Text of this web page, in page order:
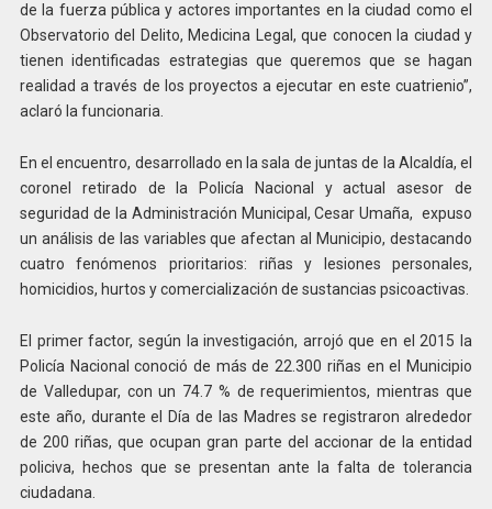
de la fuerza pública y actores importantes en la ciudad como el
Observatorio del Delito, Medicina Legal, que conocen la ciudad y
tienen identificadas estrategias que queremos que se hagan
realidad a través de los proyectos a ejecutar en este cuatrienio”,
aclaró la funcionaria.
En el encuentro, desarrollado en la sala de juntas de la Alcaldía, el
coronel retirado de la Policía Nacional y actual asesor de
seguridad de la Administración Municipal, Cesar Umaña, expuso
un análisis de las variables que afectan al Municipio, destacando
cuatro fenómenos prioritarios: riñas y lesiones personales,
homicidios, hurtos y comercialización de sustancias psicoactivas.
El primer factor, según la investigación, arrojó que en el 2015 la
Policía Nacional conoció de más de 22.300 riñas en el Municipio
de Valledupar, con un 74.7 % de requerimientos, mientras que
este año, durante el Día de las Madres se registraron alrededor
de 200 riñas, que ocupan gran parte del accionar de la entidad
policiva, hechos que se presentan ante la falta de tolerancia
ciudadana.